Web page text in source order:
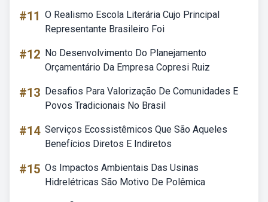
#11 O Realismo Escola Literária Cujo Principal
Representante Brasileiro Foi
#12 No Desenvolvimento Do Planejamento
Orçamentário Da Empresa Copresi Ruiz
#13 Desafios Para Valorização De Comunidades E
Povos Tradicionais No Brasil
#14 Serviços Ecossistêmicos Que São Aqueles
Benefícios Diretos E Indiretos
#15 Os Impactos Ambientais Das Usinas
Hidrelétricas São Motivo De Polêmica